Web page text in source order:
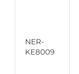
NER-
KE8009